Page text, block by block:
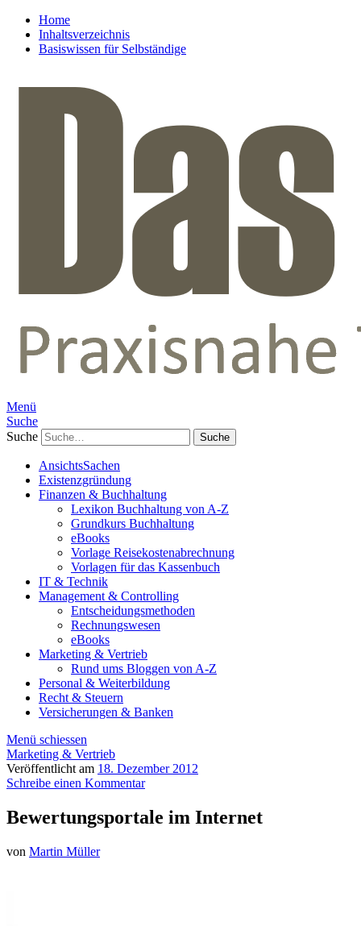
Home
Inhaltsverzeichnis
Basiswissen für Selbständige
Menü
Suche
Suche
AnsichtsSachen
Existenzgründung
Finanzen & Buchhaltung
Lexikon Buchhaltung von A-Z
Grundkurs Buchhaltung
eBooks
Vorlage Reisekostenabrechnung
Vorlagen für das Kassenbuch
IT & Technik
Management & Controlling
Entscheidungsmethoden
Rechnungswesen
eBooks
Marketing & Vertrieb
Rund ums Bloggen von A-Z
Personal & Weiterbildung
Recht & Steuern
Versicherungen & Banken
Menü schiessen
Marketing & Vertrieb
Veröffentlicht am 18. Dezember 2012
Schreibe einen Kommentar
Bewertungsportale im Internet
von Martin Müller